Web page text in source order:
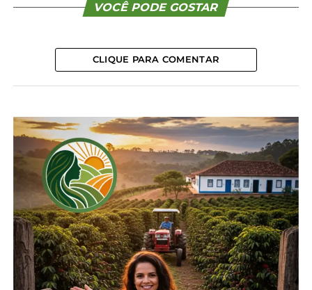
excelência e inovação com o foco no cliente e no
O Programa WCD é fundamental para medir e
impulsionar a capacidade das concessionárias Case
direcionar melhorias que promovam uma rede
mais competitiva e focada nos clientes. A
Tratorcase exemplifica a essência do programa,
demonstrando um compromisso com a
sustentabilidade e com o desenvolvimento
acelerado dos concessionários através do
compartilhamento de práticas de sucesso.
A conquista reflete o compromisso da Tratorcase
com a excelência em todos os aspectos de sua
atuação, desde o serviço ao cliente até o impacto
VOCÊ PODE GOSTAR
CLIQUE PARA COMENTAR